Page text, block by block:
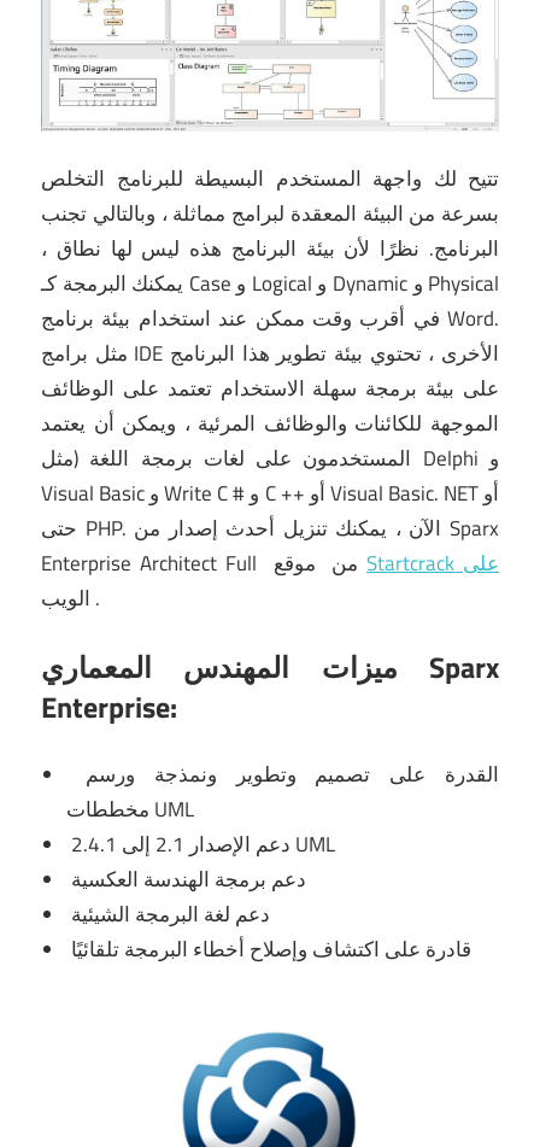
تتيح لك واجهة المستخدم البسيطة للبرنامج التخلص
بسرعة من البيئة المعقدة لبرامج مماثلة ، وبالتالي تجنب
البرنامج. نظرًا لأن بيئة البرنامج هذه ليس لها نطاق ،
يمكنك البرمجة كـ Case و Logical و Dynamic و Physical
في أقرب وقت ممكن عند استخدام بيئة برنامج Word.
مثل برامج IDE الأخرى ، تحتوي بيئة تطوير هذا البرنامج
على بيئة برمجة سهلة الاستخدام تعتمد على الوظائف
الموجهة للكائنات والوظائف المرئية ، ويمكن أن يعتمد
المستخدمون على لغات برمجة اللغة (مثل Delphi و
Visual Basic و Write C # و C ++ أو Visual Basic. NET أو
حتى PHP.
الآن ، يمكنكتنزيل أحدث إصدار من Sparx
Enterprise Architect Full
من موقع
Startcrack على
.
ميزات المهندس المعماري Sparx
Enterprise:
مخططات UML
دعم الإصدار 2.1 إلى 2.4.1 UML
دعم برمجة الهندسة العكسية
دعم لغة البرمجة الشيئية
قادرة على اكتشاف وإصلاح أخطاء البرمجة تلقائيًا